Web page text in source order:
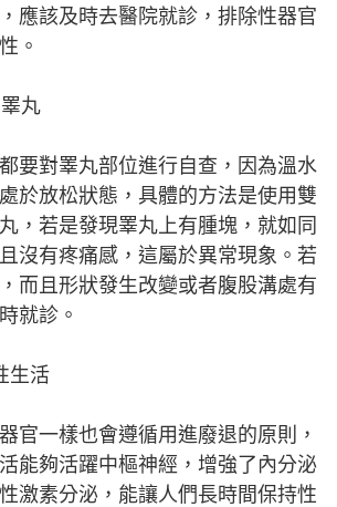
應該及時去醫院就診，排除性器官
。
丸
要對睪丸部位進行自查，因為溫水
於放松狀態，具體的方法是使用雙
，若是發現睪丸上有腫塊，就如同
沒有疼痛感，這屬於異常現象。若
而且形狀發生改變或者腹股溝處有
就診。
生活
官一樣也會遵循用進廢退的原則，
能夠活躍中樞神經，增強了內分泌
激素分泌，能讓人們長時間保持性